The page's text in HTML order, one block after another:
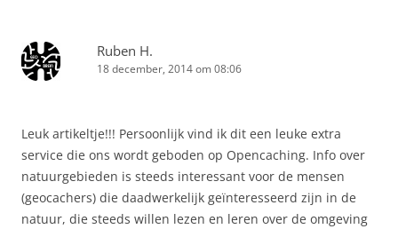
Ruben H.
18 december, 2014 om 08:06
Leuk artikeltje!!! Persoonlijk vind ik dit een leuke extra
service die ons wordt geboden op Opencaching. Info over
natuurgebieden is steeds interessant voor de mensen
(geocachers) die daadwerkelijk geïnteresseerd zijn in de
natuur, die steeds willen lezen en leren over de omgeving